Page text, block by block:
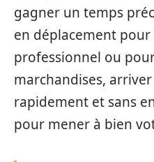
gagner un temps
en déplacement
professionnel ou
marchandises,
rapidement et sans
pour mener à bien